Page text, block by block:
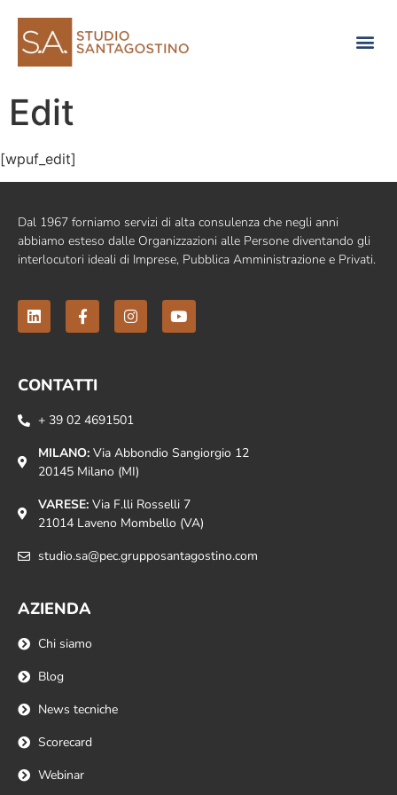
Edit
[wpuf_edit]
Dal 1967 forniamo servizi di alta consulenza che negli anni
abbiamo esteso dalle Organizzazioni alle Persone diventando gli
interlocutori ideali di Imprese, Pubblica Amministrazione e Privati.
CONTATTI
+ 39 02 4691501
MILANO:Via Abbondio Sangiorgio 12
20145 Milano (MI)
VARESE:Via F.lli Rosselli 7
21014 Laveno Mombello (VA)
studio.sa@pec.grupposantagostino.com
AZIENDA
Chi siamo
Blog
News tecniche
Scorecard
Webinar